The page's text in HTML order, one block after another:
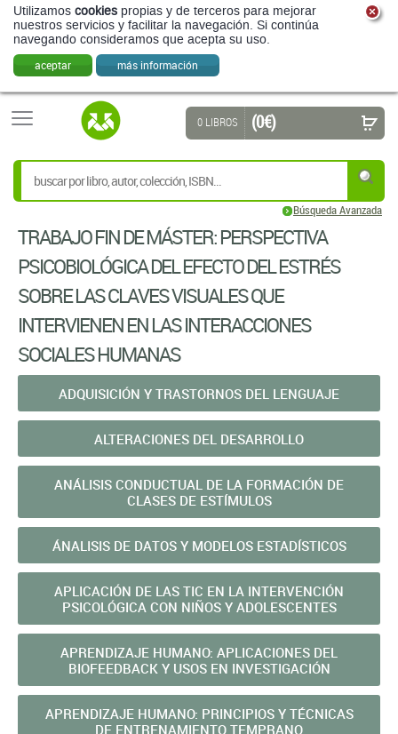
Utilizamos cookies propias y de terceros para mejorar
nuestros servicios y facilitar la navegación. Si continúa
navegando consideramos que acepta su uso.
aceptar más información
Búsqueda Avanzada
0 LIBROS (0 €)
TRABAJO FIN DE MÁSTER: PERSPECTIVA
PSICOBIOLÓGICA DEL EFECTO DEL ESTRÉS
SOBRE LAS CLAVES VISUALES QUE
INTERVIENEN EN LAS INTERACCIONES
SOCIALES HUMANAS
ADQUISICIÓN Y TRASTORNOS DEL LENGUAJE
ALTERACIONES DEL DESARROLLO
ANÁLISIS CONDUCTUAL DE LA FORMACIÓN DE
CLASES DE ESTÍMULOS
ÁNALISIS DE DATOS Y MODELOS ESTADÍSTICOS
APLICACIÓN DE LAS TIC EN LA INTERVENCIÓN
PSICOLÓGICA CON NIÑOS Y ADOLESCENTES
APRENDIZAJE HUMANO: APLICACIONES DEL
BIOFEEDBACK Y USOS EN INVESTIGACIÓN
APRENDIZAJE HUMANO: PRINCIPIOS Y TÉCNICAS
DE ENTRENAMIENTO TEMPRANO